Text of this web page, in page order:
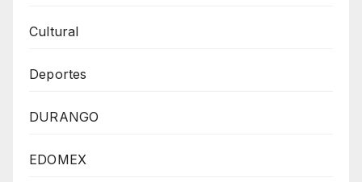
Cultural
Deportes
DURANGO
EDOMEX